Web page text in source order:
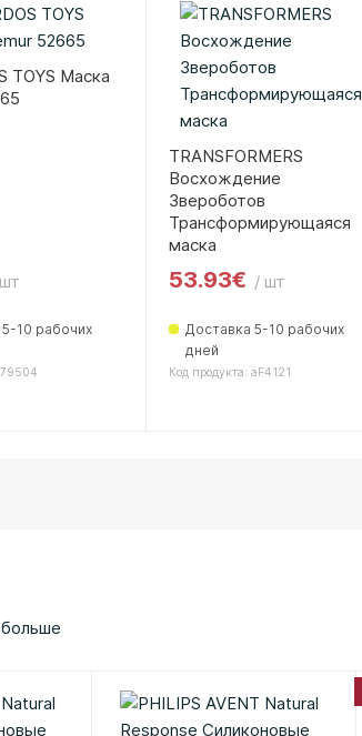
TOYS Маска
10 рабочих
79504
TRANSFORMERS
Восхождение
Звероботов
Трансформирующаяся
маска
53.93€ / шт
Доставка 5-10 рабочих
дней
Код продукта: aF4121